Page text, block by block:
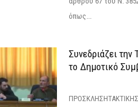
όπως...
Συνεδριάζει
το Δημοτικό